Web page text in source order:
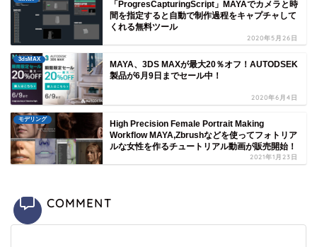
「ProgresCapturingScript」MAYAでカメラと時
間を指定すると自動で制作過程をキャプチャして
くれる無料ツール
2020年5月26日
3dsMAX
MAYA、3DS MAXが最大20％オフ！AUTODSEK
製品が6月9日までセール中！
2020年6月4日
モデリング
High Precision Female Portrait Making
Workflow MAYA,Zbrushなどを使ってフォトリア
ルな女性を作るチュートリアル動画が販売開始！
2021年1月23日
COMMENT